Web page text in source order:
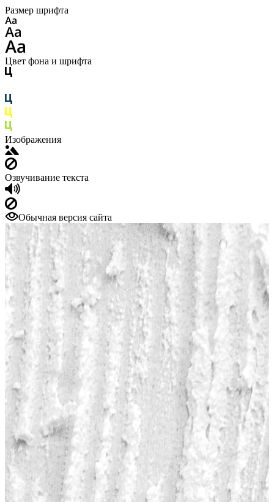
Размер шрифта
Цвет фона и шрифта
Изображения
Озвучивание текста
Обычная версия сайта